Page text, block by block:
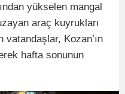
yükselen mangal
araç kuyrukları
Kozan’ın
hafta sonunun